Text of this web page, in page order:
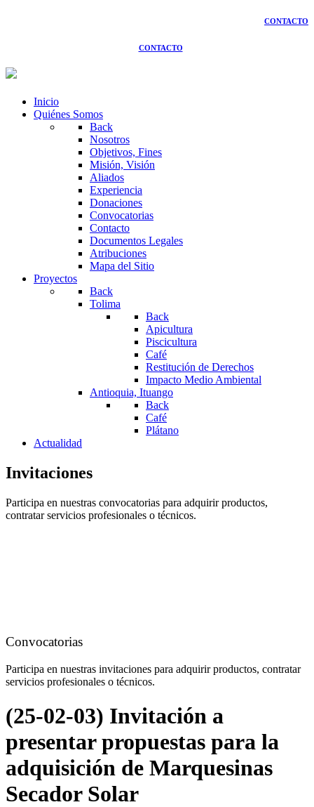
CONTACTO
CONTACTO
Inicio
Quiénes Somos
Back
Nosotros
Objetivos, Fines
Misión, Visión
Aliados
Experiencia
Donaciones
Convocatorias
Contacto
Documentos Legales
Atribuciones
Mapa del Sitio
Proyectos
Back
Tolima
Back
Apicultura
Piscicultura
Café
Restitución de Derechos
Impacto Medio Ambiental
Antioquia, Ituango
Back
Café
Plátano
Actualidad
Invitaciones
Participa en nuestras convocatorias para adquirir productos,
contratar servicios profesionales o técnicos.
Convocatorias
Participa en nuestras invitaciones para adquirir productos, contratar
servicios profesionales o técnicos.
(25-02-03) Invitación a
presentar propuestas para la
adquisición de Marquesinas
Secador Solar